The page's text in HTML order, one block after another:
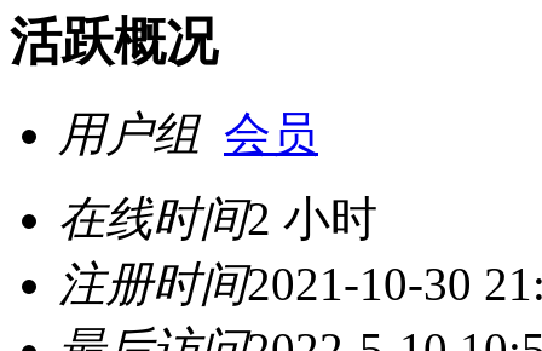
活跃概况
用户组 会员
在线时间2 小时
注册时间2021-10-30